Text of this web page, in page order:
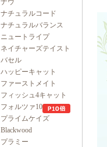
ナウ
ナチュラルコード
ナチュラルバランス
ニュートライプ
ネイチャーズテイスト
バセル
ハッピーキャット
ファーストメイト
フィッシュ4キャット
フォルツァ10
プライムケイズ
Blackwood
プラミー